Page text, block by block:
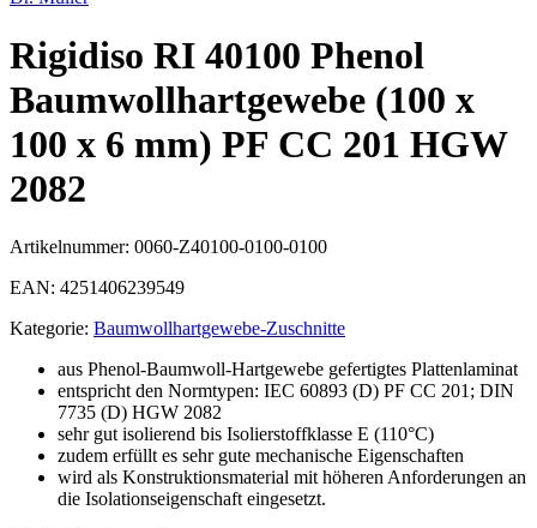
Rigidiso RI 40100 Phenol
Baumwollhartgewebe (100 x
100 x 6 mm) PF CC 201 HGW
2082
Artikelnummer: 0060-Z40100-0100-0100
EAN: 4251406239549
Kategorie: Baumwollhartgewebe-Zuschnitte
aus Phenol-Baumwoll-Hartgewebe gefertigtes Plattenlaminat
entspricht den Normtypen: IEC 60893 (D) PF CC 201; DIN
7735 (D) HGW 2082
sehr gut isolierend bis Isolierstoffklasse E (110°C)
zudem erfüllt es sehr gute mechanische Eigenschaften
wird als Konstruktionsmaterial mit höheren Anforderungen an
die Isolationseigenschaft eingesetzt.